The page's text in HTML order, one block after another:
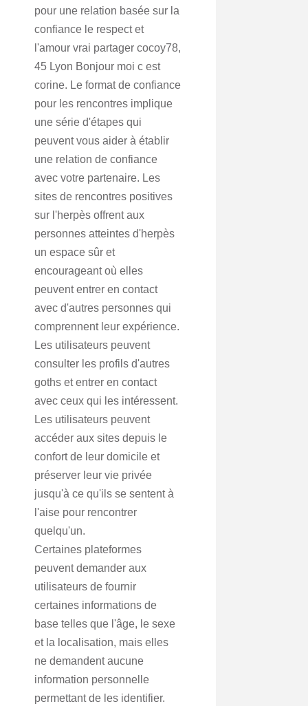
pour une relation basée sur la
confiance le respect et
l'amour vrai partager cocoy78,
45 Lyon Bonjour moi c est
corine. Le format de confiance
pour les rencontres implique
une série d'étapes qui
peuvent vous aider à établir
une relation de confiance
avec votre partenaire. Les
sites de rencontres positives
sur l'herpès offrent aux
personnes atteintes d'herpès
un espace sûr et
encourageant où elles
peuvent entrer en contact
avec d'autres personnes qui
comprennent leur expérience.
Les utilisateurs peuvent
consulter les profils d'autres
goths et entrer en contact
avec ceux qui les intéressent.
Les utilisateurs peuvent
accéder aux sites depuis le
confort de leur domicile et
préserver leur vie privée
jusqu'à ce qu'ils se sentent à
l'aise pour rencontrer
quelqu'un.
Certaines plateformes
peuvent demander aux
utilisateurs de fournir
certaines informations de
base telles que l'âge, le sexe
et la localisation, mais elles
ne demandent aucune
information personnelle
permettant de les identifier.